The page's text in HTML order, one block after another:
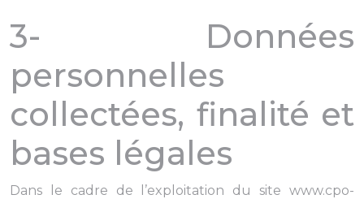
3- Données
personnelles
collectées, finalité et
bases légales
Dans le cadre de l’exploitation du site www.cpo-